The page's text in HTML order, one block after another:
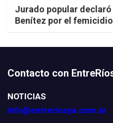
Jurado popular
Benítez por el
Contacto con
NOTICIAS
info@entreriosya.com.ar